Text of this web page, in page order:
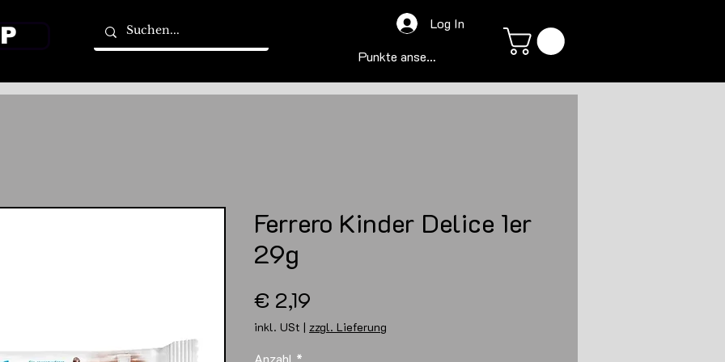
Log In
Punkte ansehen
Ferrero Kinder Delice 1er
29g
€ 2,19
inkl. USt | zzgl. Lieferung
Anzahl *